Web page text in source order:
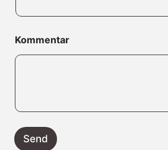
E
-
L
y
o
Kommentar
Send